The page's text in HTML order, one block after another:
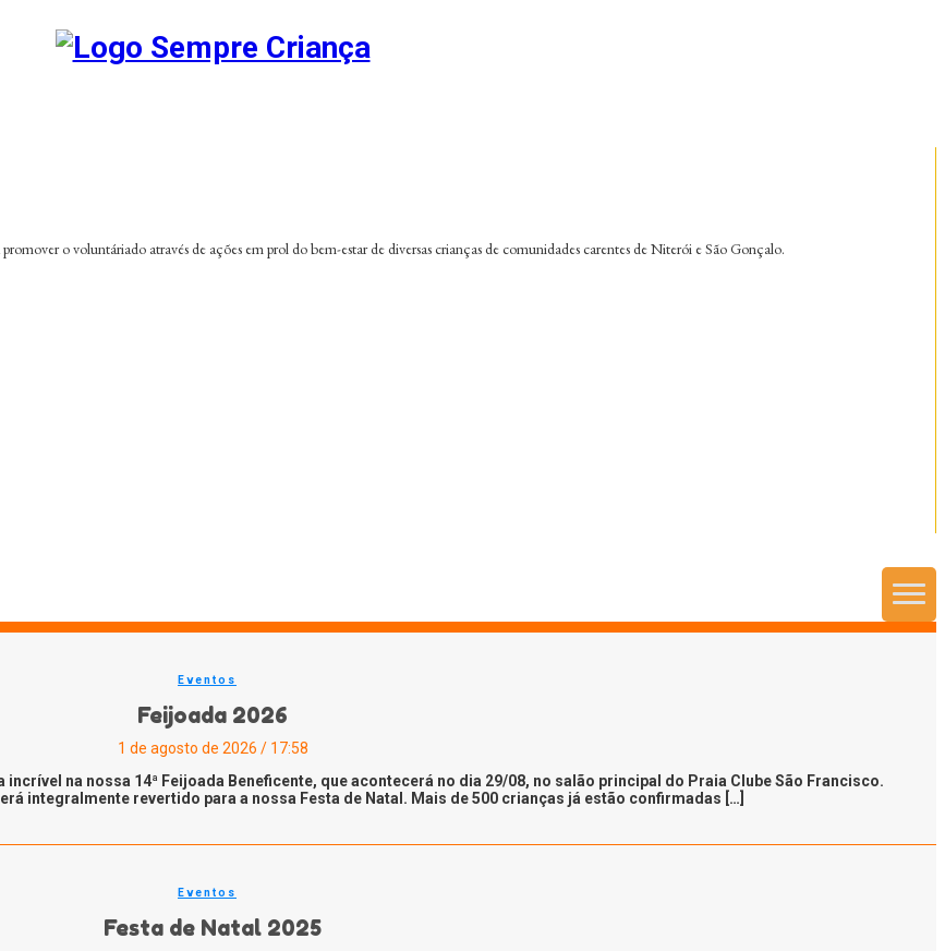
o voluntáriado através de ações em prol do bem-estar de diversas crianças de comunidades carentes de Niterói e São Gonçalo.
Menu
Eventos
Feijoada 2026
1 de agosto de 2026 / 17:58
incrível na nossa 14ª Feijoada Beneficente, que acontecerá no dia 29/08, no salão principal do Praia Clube São Francisco.
integralmente revertido para a nossa Festa de Natal. Mais de 500 crianças já estão confirmadas […]
Eventos
Festa de Natal 2025